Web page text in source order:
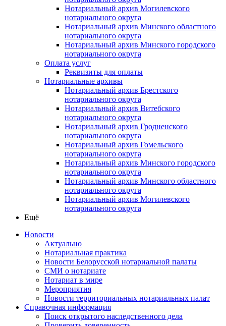
Нотариальный архив Могилевского
нотариального округа
Нотариальный архив Минского областного
нотариального округа
Нотариальный архив Минского городского
нотариального округа
Оплата услуг
Реквизиты для оплаты
Нотариальные архивы
Нотариальный архив Брестского
нотариального округа
Нотариальный архив Витебского
нотариального округа
Нотариальный архив Гродненского
нотариального округа
Нотариальный архив Гомельского
нотариального округа
Нотариальный архив Минского городского
нотариального округа
Нотариальный архив Минского областного
нотариального округа
Нотариальный архив Могилевского
нотариального округа
Ещё
Новости
Актуально
Нотариальная практика
Новости Белорусской нотариальной палаты
СМИ о нотариате
Нотариат в мире
Мероприятия
Новости территориальных нотариальных палат
Справочная информация
Поиск открытого наследственного дела